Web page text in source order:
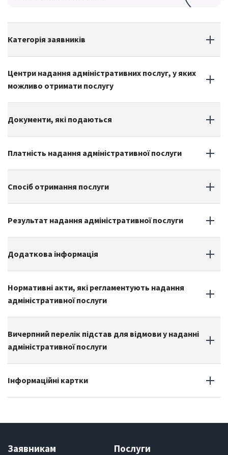
Категорія заявників
Центри надання адміністративних послуг, у яких
можливо отримати послугу
Документи, які подаються
Платність надання адміністративної послуги
Спосіб отримання послуги
Результат надання адміністративної послуги
Додаткова iнформацiя
Нормативні акти, які регламентують надання
адміністративної послуги
Вичерпний перелік підстав для відмови у наданні
адміністративної послуги
Інформаційні картки
Заявникам
Послуги